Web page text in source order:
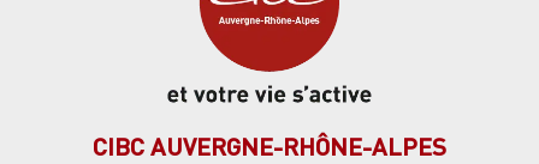
CIBC AUVERGNE-RHÔNE-ALPES